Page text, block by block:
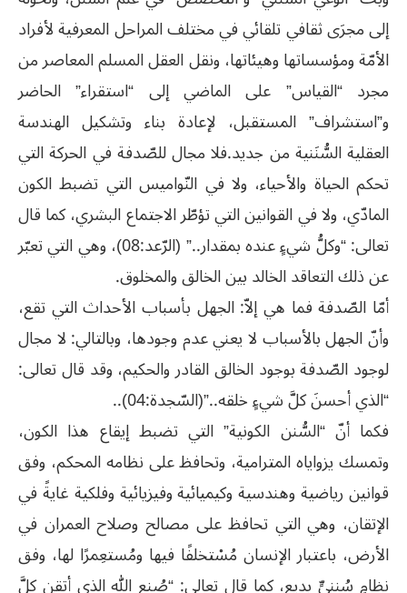
إلى مجرَى ثقافي تلقائي في مختلف المراحل المعرفية لأفراد
الأمّة ومؤسساتها وهيئاتها، ونقل العقل المسلم المعاصر من
مجرد “القياس” على الماضي إلى “استقراء” الحاضر
و”استشراف” المستقبل، لإعادة بناء وتشكيل الهندسة
العقلية السُّنَنية من جديد.فلا مجال للصّدفة في الحركة التي
تحكم الحياة والأحياء، ولا في النّواميس التي تضبط الكون
المادّي، ولا في القوانين التي تؤطّر الاجتماع البشري، كما قال
تعالى: “وكلُّ شيءٍ عنده بمقدار..” (الرّعد:08)، وهي التي تعبّر
عن ذلك التعاقد الخالد بين الخالق والمخلوق.
أمّا الصّدفة فما هي إلاّ: الجهل بأسباب الأحداث التي تقع،
وأنّ الجهل بالأسباب لا يعني عدم وجودها، وبالتالي: لا مجال
لوجود الصّدفة بوجود الخالق القادر والحكيم، وقد قال تعالى:
“الذي أحسنَ كلَّ شيءٍ خلقه..”(السّجدة:04)..
فكما أنّ “السُّنن الكونية” التي تضبط إيقاع هذا الكون،
وتمسك يزواياه المترامية، وتحافظ على نظامه المحكم، وفق
قوانين رياضية وهندسية وكيميائية وفيزيائية وفلكية غايةً في
الإتقان، وهي التي تحافظ على مصالح وصلاح العمران في
الأرض، باعتبار الإنسان مُسْتخلفًا فيها ومُستعِمرًا لها، وفق
نظامٍ سُننيٍّ بديع، كما قال تعالى: “صُنع الله الذي أتقن كلَّ